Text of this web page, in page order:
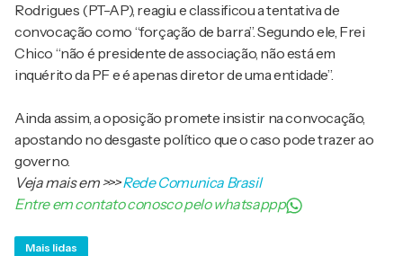
Rodrigues (PT-AP), reagiu e classificou a tentativa de
convocação como “forçação de barra”. Segundo ele, Frei
Chico “não é presidente de associação, não está em
inquérito da PF e é apenas diretor de uma entidade”.
Ainda assim, a oposição promete insistir na convocação,
apostando no desgaste político que o caso pode trazer ao
governo.
Veja mais em>>>Rede Comunica Brasil
Entre em contato conosco pelo whatsappp
Mais lidas